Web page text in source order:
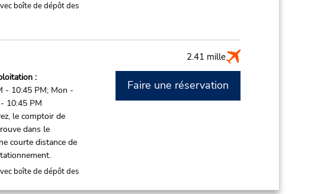
boîte de dépôt des
2.41 mille
:
- 10:45 PM; Mon -
10:45 PM
le comptoir de
dans le
courte distance de
boîte de dépôt des
Faire une réservation